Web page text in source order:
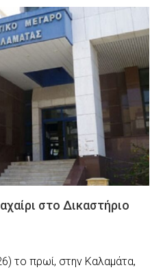
στο Δικαστήριο
το πρωί, στην Καλαμάτα,